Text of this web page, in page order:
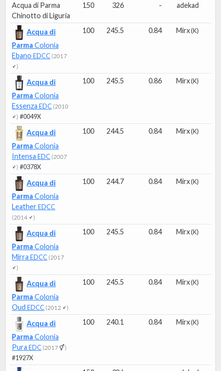
Acqua di Parma
Chinotto di Liguria
150 326 - adekad
Acqua di
Parma Colonia
Ebano EDCC (2017
♂)
100 245.5 0.84 Mirx(K)
Acqua di
Parma Colonia
Essenza EDC (2010
♂) #0049X
100 245.5 0.86 Mirx(K)
Acqua di
Parma Colonia
Intensa EDC (2007
♂) #0378X
100 244.5 0.84 Mirx(K)
Acqua di
Parma Colonia
Leather EDCC
(2014 ♂)
100 244.7 0.84 Mirx(K)
Acqua di
Parma Colonia
Mirra EDCC (2017
♂)
100 245.5 0.84 Mirx(K)
Acqua di
Parma Colonia
Oud EDCC (2012 ♂)
100 245.5 0.84 Mirx(K)
Acqua di
Parma Colonia
Pura EDC (2017 ⚥)
#1927X
100 240.1 0.84 Mirx(K)